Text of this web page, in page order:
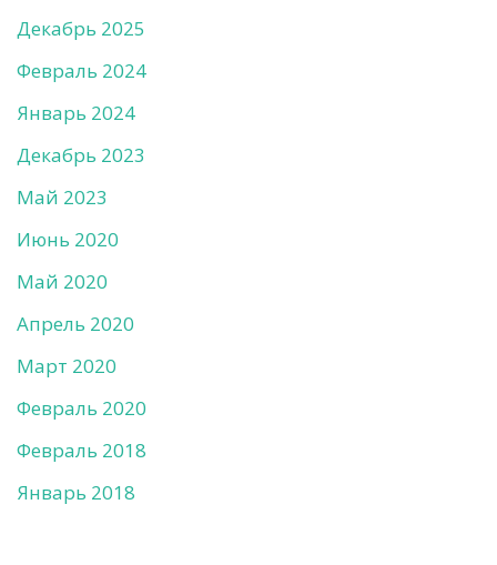
Декабрь 2025
Февраль 2024
Январь 2024
Декабрь 2023
Май 2023
Июнь 2020
Май 2020
Апрель 2020
Март 2020
Февраль 2020
Февраль 2018
Январь 2018